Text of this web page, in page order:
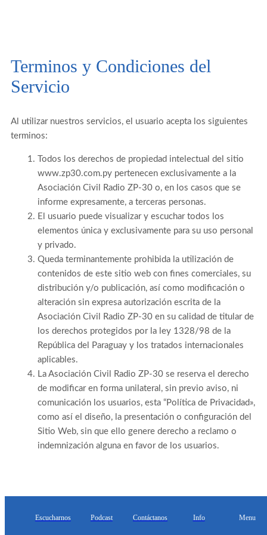
Terminos y Condiciones del
Servicio
Al utilizar nuestros servicios, el usuario acepta los siguientes
terminos:
Todos los derechos de propiedad intelectual del sitio
www.zp30.com.py pertenecen exclusivamente a la
Asociación Civil Radio ZP-30 o, en los casos que se
informe expresamente, a terceras personas.
El usuario puede visualizar y escuchar todos los
elementos única y exclusivamente para su uso personal
y privado.
Queda terminantemente prohibida la utilización de
contenidos de este sitio web con fines comerciales, su
distribución y/o publicación, así como modificación o
alteración sin expresa autorización escrita de la
Asociación Civil Radio ZP-30 en su calidad de titular de
los derechos protegidos por la ley 1328/98 de la
República del Paraguay y los tratados internacionales
aplicables.
La Asociación Civil Radio ZP-30 se reserva el derecho
de modificar en forma unilateral, sin previo aviso, ni
comunicación los usuarios, esta “Política de Privacidad»,
como así el diseño, la presentación o configuración del
Sitio Web, sin que ello genere derecho a reclamo o
indemnización alguna en favor de los usuarios.
Escucharnos Podcast Contáctanos Info Menu